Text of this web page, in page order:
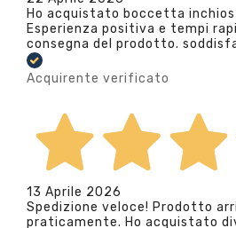
Ho acquistato boccetta
Esperienza positiva e tempi
consegna del prodotto.
Acquirente verificato
13 Aprile 2026
Spedizione veloce! Prodotto
praticamente. Ho acquistato